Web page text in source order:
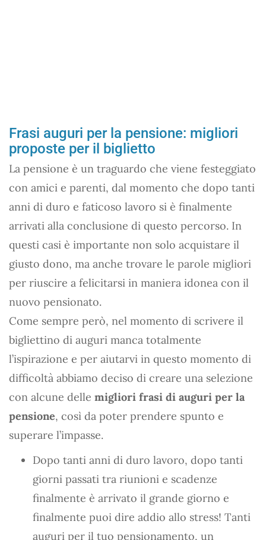
Frasi auguri per la pensione: migliori
proposte per il biglietto
La pensione è un traguardo che viene festeggiato
con amici e parenti, dal momento che dopo tanti
anni di duro e faticoso lavoro si è finalmente
arrivati alla conclusione di questo percorso. In
questi casi è importante non solo acquistare il
giusto dono, ma anche trovare le parole migliori
per riuscire a felicitarsi in maniera idonea con il
nuovo pensionato.
Come sempre però, nel momento di scrivere il
bigliettino di auguri manca totalmente
l’ispirazione e per aiutarvi in questo momento di
difficoltà abbiamo deciso di creare una selezione
con alcune delle migliori frasi di auguri per la
pensione, così da poter prendere spunto e
superare l’impasse.
Dopo tanti anni di duro lavoro, dopo tanti
giorni passati tra riunioni e scadenze
finalmente è arrivato il grande giorno e
finalmente puoi dire addio allo stress! Tanti
auguri per il tuo pensionamento, un